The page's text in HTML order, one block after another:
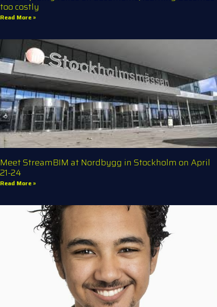
too costly
Read More »
Meet StreamBIM at Nordbygg in Stockholm on April
21-24
Read More »